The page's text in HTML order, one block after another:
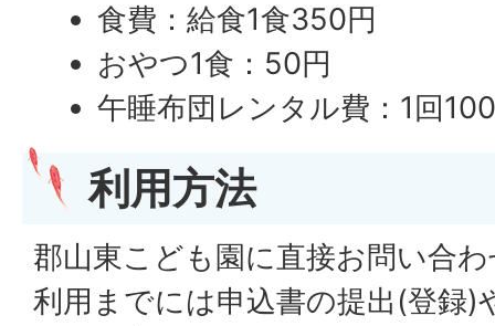
食費：給食1食350円
おやつ1食：50円
午睡布団レンタル費：1回
利用方法
郡山東こども園に直接お問い合
利用までには申込書の提出(登録)